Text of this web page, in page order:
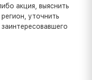
акция, выяснить
уточнить